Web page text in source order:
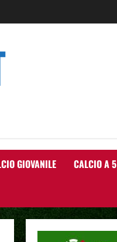
GIOVANILE CALCIO A 5